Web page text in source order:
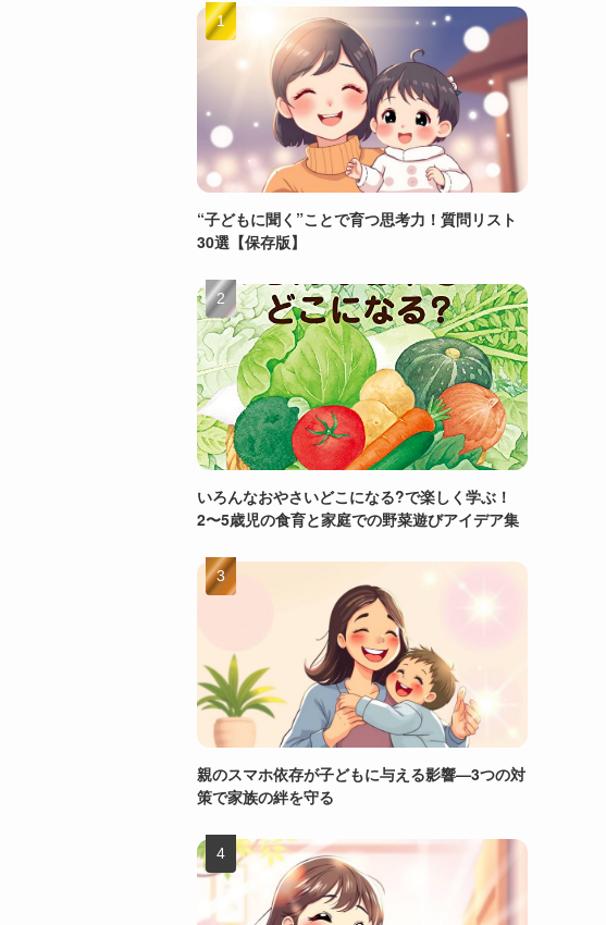
“子どもに聞く”ことで育つ思考力！質問リスト
30選【保存版】
いろんなおやさいどこになる?で楽しく学ぶ！
2〜5歳児の食育と家庭での野菜遊びアイデア集
親のスマホ依存が子どもに与える影響—3つの対
策で家族の絆を守る